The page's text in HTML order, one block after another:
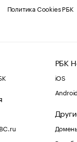
Политика Cookies РБК
РБК
iOS